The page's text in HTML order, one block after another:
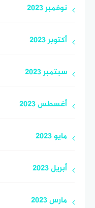
نوفمبر 2023
أكتوبر 2023
سبتمبر 2023
أغسطس 2023
مايو 2023
أبريل 2023
مارس 2023